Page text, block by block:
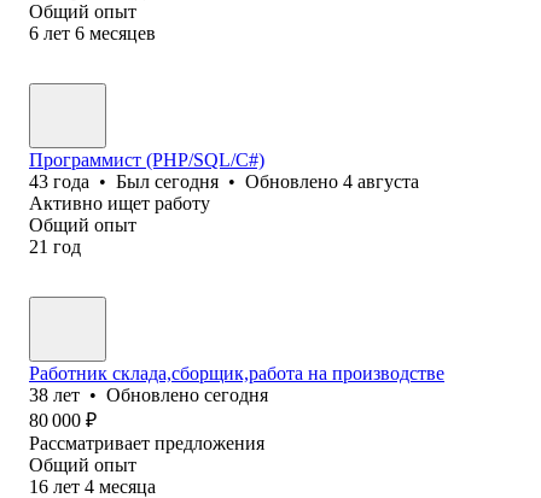
Общий опыт
6 лет 6 месяцев
Программист (PHP/SQL/C#)
43 года • Был сегодня • Обновлено 4 августа
Активно ищет работу
Общий опыт
21 год
Работник склада,сборщик,работа на производстве
38 лет • Обновлено сегодня
80 000 ₽
Рассматривает предложения
Общий опыт
16 лет 4 месяца